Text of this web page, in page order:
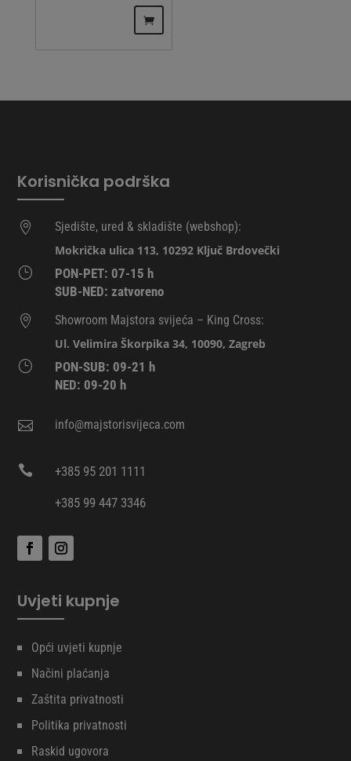
proizvod
se
proizvoda
Korisnička podrška

Sjedište, ured & skladište (webshop):
Mokrička ulica 113, 10292 Ključ Brdovečki
}
PON-PET: 07-15 h
SUB-NED: zatvoreno

Showroom Majstora svijeća – King Cross:
Ul. Velimira Škorpika 34, 10090, Zagreb
}
PON-SUB: 09-21 h
NED: 09-20 h
 info@majstorisvijeca.com

+385 95 201 1111
+385 99 447 3346
Uvjeti kupnje
Opći uvjeti kupnje
Načini plaćanja
Zaštita privatnosti
Politika privatnosti
Raskid ugovora